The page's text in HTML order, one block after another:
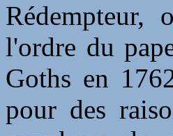
Rédempteur,
l'ordre du
Goths en
pour des